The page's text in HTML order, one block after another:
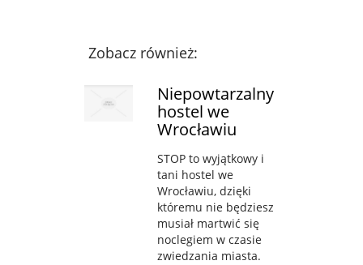
Zobacz również:
Niepowtarzalny
hostel we
Wrocławiu
STOP to wyjątkowy i
tani hostel we
Wrocławiu, dzięki
któremu nie będziesz
musiał martwić się
noclegiem w czasie
zwiedzania miasta.